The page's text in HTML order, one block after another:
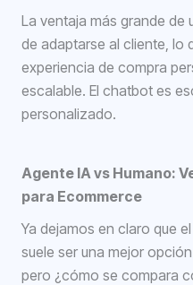
La ventaja más grande de
de adaptarse al cliente, lo
experiencia de compra
escalable. El chatbot es
personalizado.
Agente IA vs Humano:
para Ecommerce
Ya dejamos en claro que
suele ser una mejor
pero ¿cómo se compara